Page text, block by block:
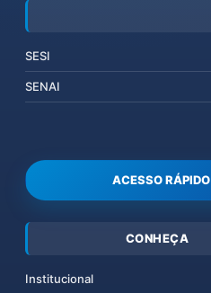
SESI
SENAI
ACESSO RÁPIDO
CONHEÇA
Institucional